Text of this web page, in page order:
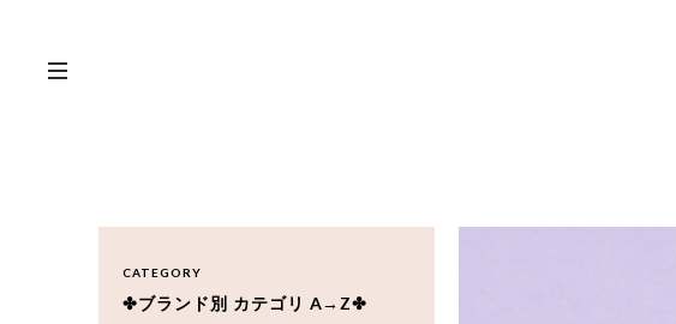
CATEGORY
✤ブランド別 カテゴリ A→Z✤